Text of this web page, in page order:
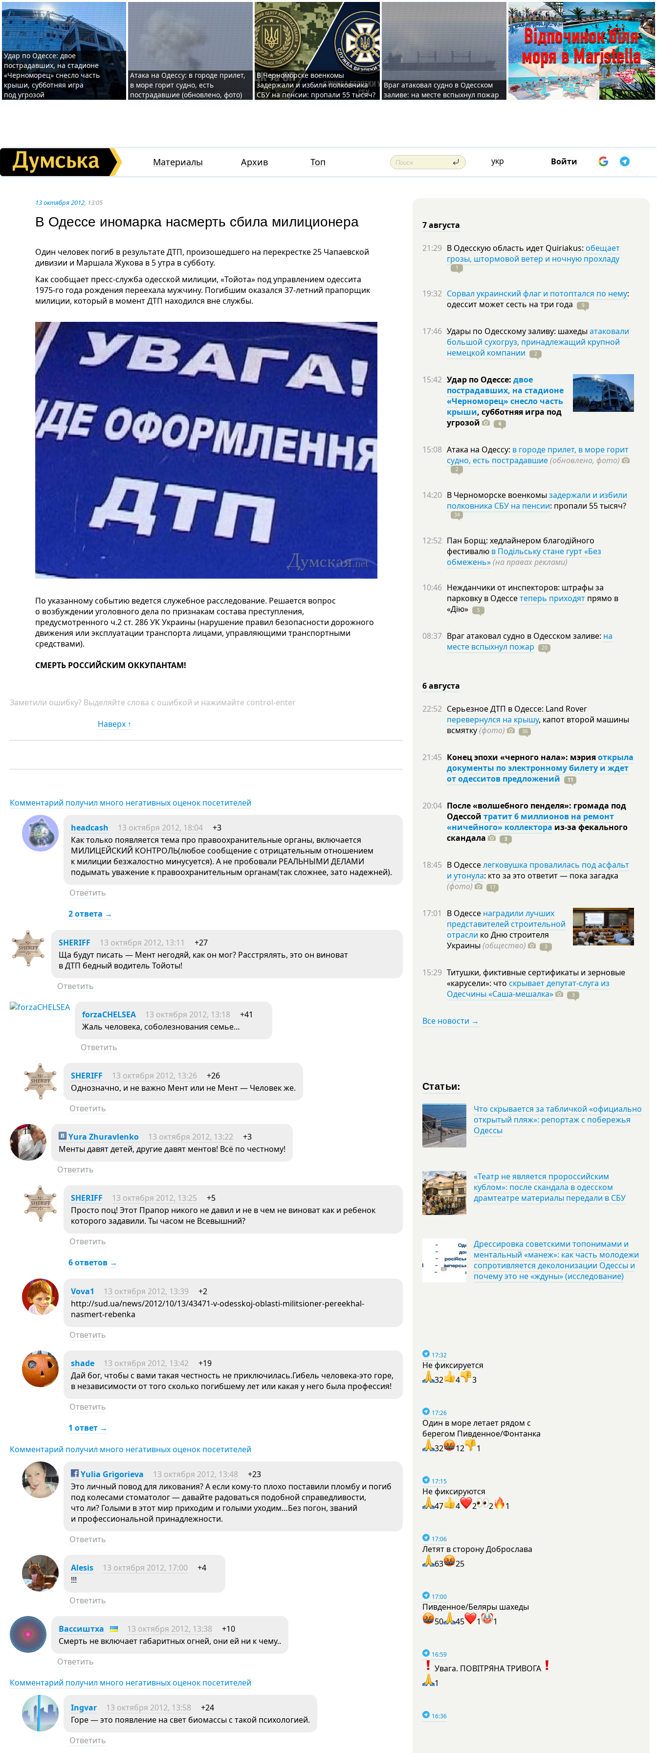
Удар по Одессе: двое
пострадавших, на стадионе
«Черноморец» снесло часть
крыши, субботняя игра
под угрозой
Атака на Одессу: в городе прилет,
в море горит судно, есть
пострадавшие (обновлено, фото)
В Черноморске военкомы
задержали и избили полковника
СБУ на пенсии: пропали 55 тысяч?
Враг атаковал судно в Одесском
заливе: на месте вспыхнул пожар
Материалы Архив Топ укр Войти
13 октября 2012, 13:05
В Одессе иномарка насмерть сбила милиционера
Один человек погиб в результате ДТП, произошедшего на перекрестке 25 Чапаевской
дивизии и Маршала Жукова в 5 утра в субботу.
Как сообщает пресс-служба одесской милиции, «Тойота» под управлением одессита
1975-го года рождения переехала мужчину. Погибшим оказался 37-летний прапорщик
милиции, который в момент ДТП находился вне службы.
По указанному событию ведется служебное расследование. Решается вопрос
о возбуждении уголовного дела по признакам состава преступления,
предусмотренного ч.2 ст. 286 УК Украины (нарушение правил безопасности дорожного
движения или эксплуатации транспорта лицами, управляющими транспортными
средствами).
СМЕРТЬ РОССИЙСКИМ ОККУПАНТАМ!
Заметили ошибку? Выделяйте слова с ошибкой и нажимайте control-enter
Наверх ↑
Комментарий получил много негативных оценок посетителей
headcash 13 октября 2012, 18:04
+3
Как только появляется тема про правоохранительные органы, включается
МИЛИЦЕЙСКИЙ КОНТРОЛЬ(любое сообщение с отрицательным отношением
к милиции безжалостно минусуется). А не пробовали РЕАЛЬНЫМИ ДЕЛАМИ
подымать уважение к правоохранительным органам(так сложнее, зато надежней).
Ответить
2 ответа →
SHERIFF 13 октября 2012, 13:11
+27
Ща будут писать — Мент негодяй, как он мог? Расстрялять, это он виноват
в ДТП бедный водитель Тойоты!
Ответить
forzaCHELSEA 13 октября 2012, 13:18
+41
Жаль человека, соболезнования семье…
Ответить
SHERIFF 13 октября 2012, 13:26
+26
Однозначно, и не важно Мент или не Мент — Человек же.
Ответить
Yura Zhuravlenko 13 октября 2012, 13:22
+3
Менты давят детей, другие давят ментов! Всё по честному!
Ответить
SHERIFF 13 октября 2012, 13:25
+5
Просто поц! Этот Прапор никого не давил и не в чем не виноват как и ребенок
которого задавили. Ты часом не Всевышний?
Ответить
6 ответов →
Vova1 13 октября 2012, 13:39
+2
http://sud.ua/news/2012/10/13/43471-v-odesskoj-oblasti-militsioner-pereekhal-
nasmert-rebenka
Ответить
shade 13 октября 2012, 13:42
+19
Дай бог, чтобы с вами такая честность не приключилась.Гибель человека-это горе,
в независимости от того сколько погибшему лет или какая у него была профессия!
Ответить
1 ответ →
Комментарий получил много негативных оценок посетителей
Yulia Grigorieva 13 октября 2012, 13:48
+23
Это личный повод для ликования? А если кому-то плохо поставили пломбу и погиб
под колесами стоматолог — давайте радоваться подобной справедливости,
что ли? Голыми в этот мир приходим и голыми уходим…Без погон, званий
и профессиональной принадлежности.
Ответить
Alesis 13 октября 2012, 17:00
+4
!!!
Ответить
Вассиштха 13 октября 2012, 13:38
+10
Смерть не включает габаритных огней, они ей ни к чему..
Ответить
Комментарий получил много негативных оценок посетителей
Ingvar 13 октября 2012, 13:58
+24
Горе — это появление на свет биомассы с такой психологией.
Ответить
7 августа
21:29 В Одесскую область идет Quiriakus: обещает
грозы, штормовой ветер и ночную прохладу
1
19:32 Сорвал украинский флаг и потоптался по нему:
одессит может сесть на три года 9
17:46 Удары по Одесскому заливу: шахеды атаковали
большой сухогруз, принадлежащий крупной
немецкой компании
2
15:42 Удар по Одессе: двое
пострадавших, на стадионе
«Черноморец» снесло часть
крыши, субботняя игра под
угрозой
6
15:08 Атака на Одессу: в городе прилет, в море горит
судно, есть пострадавшие(обновлено, фото)
2
14:20 В Черноморске военкомы задержали и избили
полковника СБУ на пенсии: пропали 55тысяч?
34
12:52 Пан Борщ: хедлайнером благодійного
фестивалю в Подільську стане гурт «Без
обмежень»(на правах реклами)
10:46 Нежданчики от инспекторов: штрафы за
парковку в Одессетеперь приходят прямо в
«Дію»
5
08:37 Враг атаковал судно в Одесском заливе: на
месте вспыхнул пожар
20
6 августа
22:52 Серьезное ДТП в Одессе: Land Rover
перевернулся на крышу, капот второй машины
всмятку(фото) 36
21:45 Конец эпохи «черного нала»: мэрияоткрыла
документы по электронному билету и ждет
от одесситов предложений
11
20:04 После «волшебного пенделя»: громада под
Одессой тратит 6 миллионов на ремонт
«ничейного» коллектора из-за фекального
скандала
3
18:45 В Одесселегковушка провалилась под асфальт
и утонула: кто за это ответит — пока загадка
(фото)
17
17:01 В Одессе наградили лучших
представителей строительной
отрасли ко Дню строителя
Украины (общество) 3
15:29 Титушки, фиктивные сертификаты и зерновые
«карусели»: что скрывает депутат-слуга из
Одесчины «Саша-мешалка»
3
Все новости →
Статьи:
Что скрывается за табличкой «официально
открытый пляж»: репортаж с побережья
Одессы
«Театр не является пророссийским
кублом»: после скандала в одесском
драмтеатре материалы передали в СБУ
Дрессировка советскими топонимами и
ментальный «манеж»: как часть молодежи
сопротивляется деколонизации Одессы и
почему это не «ждуны» (исследование)
17:32
Не фиксируется
32
4 3
17:26
Один в море летает рядом с
берегом Пивденное/Фонтанка
32
12 1
17:15
Не фиксируются
47
4 2 2 1
17:06
Летят в сторону Доброслава
63
25
17:00
Пивденное/Беляры шахеды
50
45 1 1
16:59
Увага. ПОВІТРЯНА ТРИВОГА
1
16:36